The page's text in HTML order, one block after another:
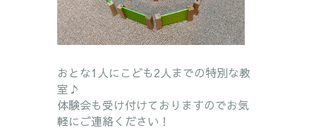
おとな1人にこども2人までの特別な教
室♪
体験会も受け付けておりますのでお気
軽にご連絡ください！